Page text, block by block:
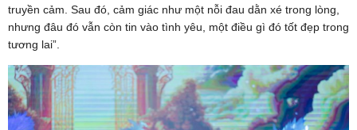
truyền cảm. Sau đó, cảm giác như một nỗi đau dằn xé trong lòng,
nhưng đâu đó vẫn còn tin vào tình yêu, một điều gì đó tốt đẹp trong
tương lai”.